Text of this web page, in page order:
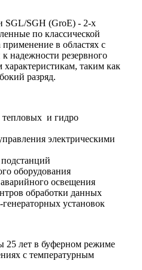
SGL/SGH (GroE) - 2-х
по классической
в облаcтях с
надежности резервного
таким как
разряд.
тепловых и гидро
электрическими
подстанций
оборудования
освещения
обработки данных
установок
25 лет в буферном режиме
с температурным